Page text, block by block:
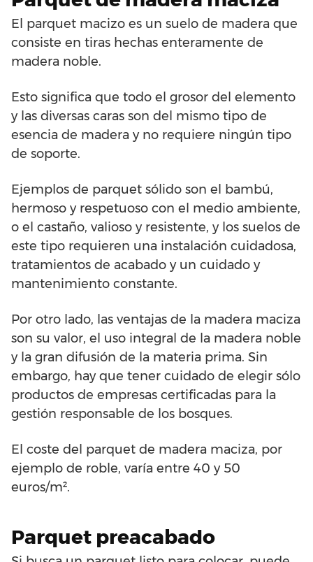
El parquet macizo es un suelo de madera que
consiste en tiras hechas enteramente de
madera noble.
Esto significa que todo el grosor del elemento
y las diversas caras son del mismo tipo de
esencia de madera y no requiere ningún tipo
de soporte.
Ejemplos de parquet sólido son el bambú,
hermoso y respetuoso con el medio ambiente,
o el castaño, valioso y resistente, y los suelos de
este tipo requieren una instalación cuidadosa,
tratamientos de acabado y un cuidado y
mantenimiento constante.
Por otro lado, las ventajas de la madera maciza
son su valor, el uso integral de la madera noble
y la gran difusión de la materia prima. Sin
embargo, hay que tener cuidado de elegir sólo
productos de empresas certificadas para la
gestión responsable de los bosques.
El coste del parquet de madera maciza, por
ejemplo de roble, varía entre 40 y 50
euros/m².
Parquet preacabado